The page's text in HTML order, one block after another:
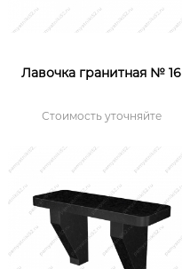
Лавочка гранитная № 16
Стоимость уточняйте